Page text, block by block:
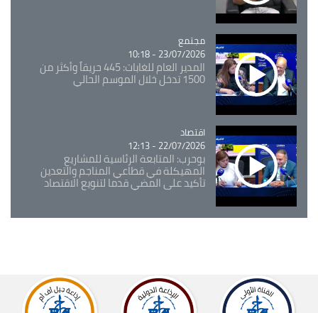
Catégorie
مجتمع
23/07/2026 - 10:18
المدير العام للغابات: 445 حريقاً وأكثر من
1500 تدخل خلال الموسم الحالي
Catégorie
اقتصاد
22/07/2026 - 12:13
بوحرب: المتابعة الرئاسية للمشاريع
المهيكلة في قطاعي المناجم والتعدين
تأكيد على المضي قدما لتنويع الاقتصاد